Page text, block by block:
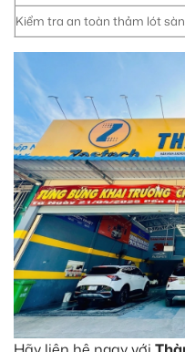
Kiểm tra an toàn thảm lót sàn